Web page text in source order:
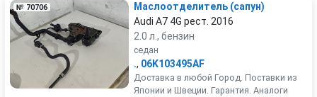
№ 70706
Маслоотделитель (сапун)
Audi A7 4G рест. 2016
2.0 л., бензин
седан
., 06K103495AF
Доставка в любой Город. Поставки из
Японии и Швеции. Гарантия. Аналоги